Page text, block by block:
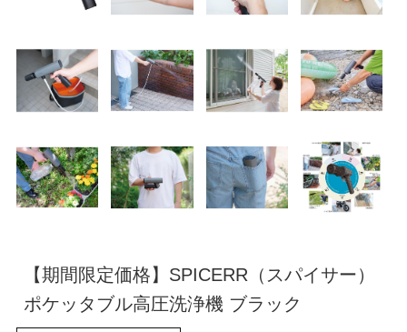
【期間限定価格】SPICERR（スパイサー）
ポケッタブル高圧洗浄機 ブラック